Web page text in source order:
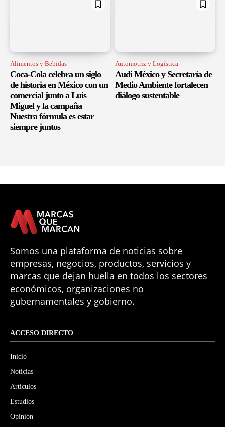
Alimentos y Bebidas
Coca-Cola celebra un siglo
de historia en México con un
comercial junto a Luis
Miguel y la campaña
Nuestra fórmula es estar
siempre juntos
Automotriz y Logística
Audi México y Secretaría de
Medio Ambiente fortalecen
diálogo sustentable
Somos una plataforma de noticias sobre
empresas, negocios, productos, servicios y
marcas que dejan huella en todos los sectores
económicos, organizaciones no
gubernamentales y gobierno.
ACCESO DIRECTO
Inicio
Noticias
Artículos
Estudios
Opinión